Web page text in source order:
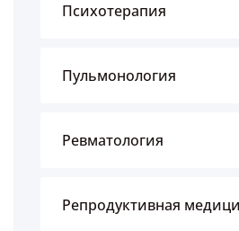
Психотерапия
Пульмонология
Ревматология
Репродуктивная